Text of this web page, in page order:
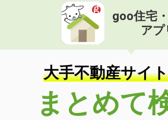
goo住宅
アプ
大手不動産サイト
まとめて